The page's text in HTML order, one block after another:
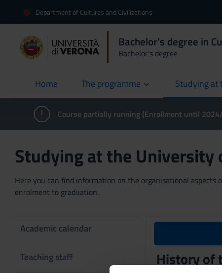
Department of Cultures and Civilizations
Bachelor’s degree in
Bachelor's degree
Home
current The programme Studying at
Course partially running (Enrollment until
Studying at the University
Here you can find information on the organisational
enrolment to graduation.
Academic calendar
Teaching staff History of